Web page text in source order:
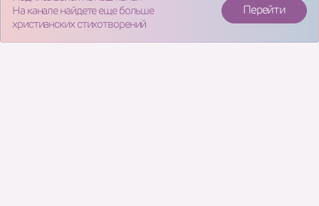
На канале найдете еще больше
христианских стихотворений
Перейти